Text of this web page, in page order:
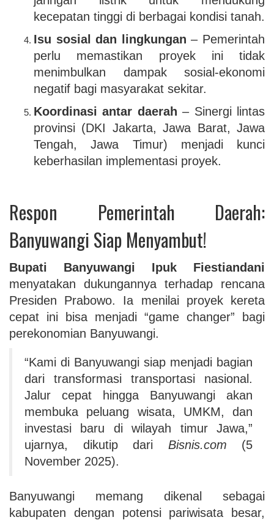
kecepatan tinggi di berbagai kondisi tanah.
Isu sosial dan lingkungan – Pemerintah
perlu memastikan proyek ini tidak
menimbulkan dampak sosial-ekonomi
negatif bagi masyarakat sekitar.
Koordinasi antar daerah – Sinergi lintas
provinsi (DKI Jakarta, Jawa Barat, Jawa
Tengah, Jawa Timur) menjadi kunci
keberhasilan implementasi proyek.
Respon Pemerintah Daerah:
Banyuwangi Siap Menyambut!
Bupati Banyuwangi Ipuk Fiestiandani
menyatakan dukungannya terhadap rencana
Presiden Prabowo. Ia menilai proyek kereta
cepat ini bisa menjadi “game changer” bagi
perekonomian Banyuwangi.
“Kami di Banyuwangi siap menjadi bagian
dari transformasi transportasi nasional.
Jalur cepat hingga Banyuwangi akan
membuka peluang wisata, UMKM, dan
investasi baru di wilayah timur Jawa,”
ujarnya, dikutip dari Bisnis.com (5
November 2025).
Banyuwangi memang dikenal sebagai
kabupaten dengan potensi pariwisata besar,